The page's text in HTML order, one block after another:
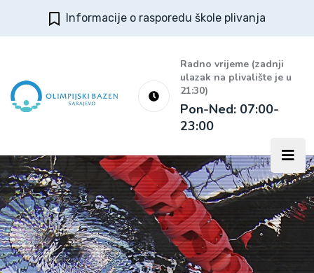
Informacije o rasporedu škole plivanja
Radno vrijeme (zadnji
ulazak na plivalište je u
21:30)
Pon-Ned: 07:00-
23:00